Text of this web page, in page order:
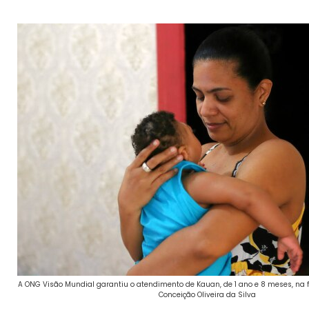
A ONG Visão Mundial garantiu o atendimento de Kauan, de 1 ano e 8 meses,
Conceição Oliveira da Silva